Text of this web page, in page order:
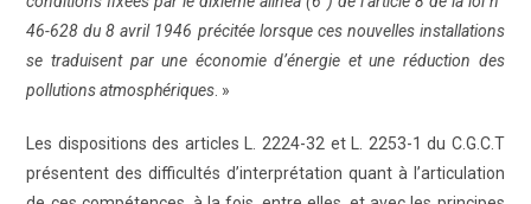
46-628 du 8 avril 1946 précitée lorsque ces nouvelles installations
se traduisent par une économie d’énergie et une réduction des
pollutions atmosphériques . »
Les dispositions des articles L. 2224-32 et L. 2253-1 du C.G.C.T
présentent des difficultés d’interprétation quant à l’articulation